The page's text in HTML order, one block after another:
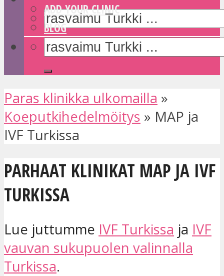
ADD YOUR CLINIC
BLOG
Paras klinikka ulkomailla »
Koeputkihedelmöitys » MAP ja
IVF Turkissa
PARHAAT KLINIKAT MAP JA IVF
TURKISSA
Lue juttumme IVF Turkissa ja IVF
vauvan sukupuolen valinnalla
Turkissa.